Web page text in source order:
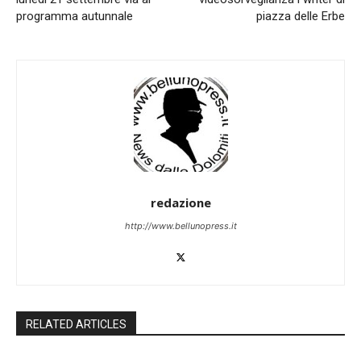
programma autunnale
piazza delle Erbe
redazione
http://www.bellunopress.it
RELATED ARTICLES